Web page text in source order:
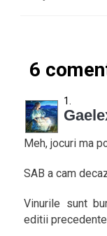
6
Meh, jocuri ma
SAB a cam
Vinurile sunt
editii